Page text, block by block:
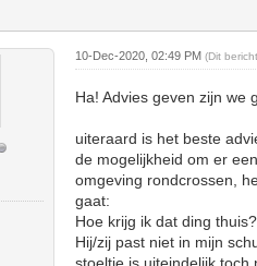
10-Dec-2020, 02:49 PM(Dit
Ha! Advies geven zijn we
uiteraard is het beste
de mogelijkheid om er
omgeving rondcrossen,
gaat:
Hoe krijg ik dat ding thuis?
Hij/zij past niet in mijn